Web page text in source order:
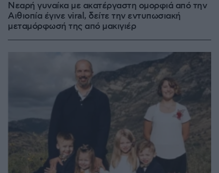
Νεαρή γυναίκα με ακατέργαστη ομορφιά από την
Αιθιοπία έγινε viral, δείτε την εντυπωσιακή
μεταμόρφωσή της από μακιγιέρ